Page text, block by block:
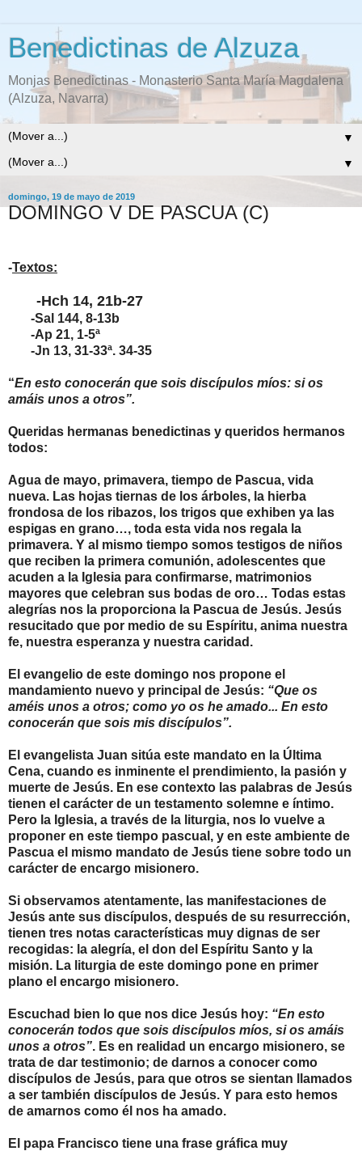
Benedictinas de Alzuza
Monjas Benedictinas - Monasterio Santa María Magdalena
(Alzuza, Navarra)
▼
▼
domingo, 19 de mayo de 2019
DOMINGO V DE PASCUA (C)
-Textos:
-Hch 14, 21b-27
-Sal 144, 8-13b
-Ap 21, 1-5ª
-Jn 13, 31-33ª. 34-35
“En esto conocerán que sois discípulos míos: si os
amáis unos a otros”.
Queridas hermanas benedictinas y queridos hermanos
todos:
Agua de mayo, primavera, tiempo de Pascua, vida
nueva. Las hojas tiernas de los árboles, la hierba
frondosa de los ribazos, los trigos que exhiben ya las
espigas en grano…, toda esta vida nos regala la
primavera. Y al mismo tiempo somos testigos de niños
que reciben la primera comunión, adolescentes que
acuden a la Iglesia para confirmarse, matrimonios
mayores que celebran sus bodas de oro… Todas estas
alegrías nos la proporciona la Pascua de Jesús. Jesús
resucitado que por medio de su Espíritu, anima nuestra
fe, nuestra esperanza y nuestra caridad.
El evangelio de este domingo nos propone el
mandamiento nuevo y principal de Jesús: “Que os
améis unos a otros; como yo os he amado... En esto
conocerán que sois mis discípulos”.
El evangelista Juan sitúa este mandato en la Última
Cena, cuando es inminente el prendimiento, la pasión y
muerte de Jesús. En ese contexto las palabras de Jesús
tienen el carácter de un testamento solemne e íntimo.
Pero la Iglesia, a través de la liturgia, nos lo vuelve a
proponer en este tiempo pascual, y en este ambiente de
Pascua el mismo mandato de Jesús tiene sobre todo un
carácter de encargo misionero.
Si observamos atentamente, las manifestaciones de
Jesús ante sus discípulos, después de su resurrección,
tienen tres notas características muy dignas de ser
recogidas: la alegría, el don del Espíritu Santo y la
misión. La liturgia de este domingo pone en primer
plano el encargo misionero.
Escuchad bien lo que nos dice Jesús hoy: “En esto
conocerán todos que sois discípulos míos, si os amáis
unos a otros”. Es en realidad un encargo misionero, se
trata de dar testimonio; de darnos a conocer como
discípulos de Jesús, para que otros se sientan llamados
a ser también discípulos de Jesús. Y para esto hemos
de amarnos como él nos ha amado.
El papa Francisco tiene una frase gráfica muy